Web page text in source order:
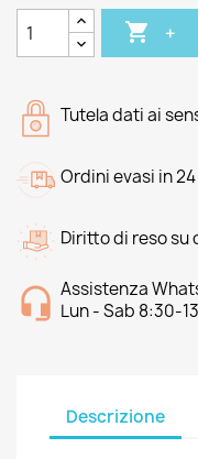
 +
Tutela dati ai
Ordini evasi in
Diritto di reso su
Assistenza
Lun - Sab 8:30-
Descrizione